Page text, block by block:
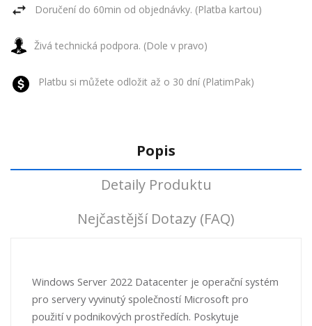
Doručení do 60min od objednávky. (Platba kartou)
Živá technická podpora. (Dole v pravo)
Platbu si můžete odložit až o 30 dní (PlatimPak)
Popis
Detaily Produktu
Nejčastější Dotazy (FAQ)
Windows Server 2022 Datacenter je operační systém
pro servery vyvinutý společností Microsoft pro
použití v podnikových prostředích. Poskytuje